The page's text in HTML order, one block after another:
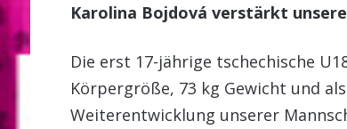
Karolina Bojdová verstärkt
Die erst 17-jährige tschechische
Körpergröße, 73 kg Gewicht und
Weiterentwicklung unserer